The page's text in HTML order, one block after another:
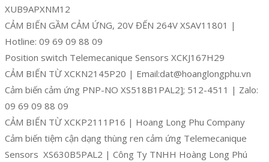
XUB9APXNM12
CẢM BIẾN GẦM CẢM ỨNG, 20V ĐẾN 264V XSAV11801 |
Hotline: 09 69 09 88 09
Position switch Telemecanique Sensors XCKJ167H29
CẢM BIẾN TỪ XCKN2145P20 | Email:dat@hoanglongphu.vn
Cảm biến cảm ứng PNP-NO XS518B1PAL2]; 512-4511 | Zalo:
09 69 09 88 09
CẢM BIẾN TỪ XCKP2111P16 | Hoang Long Phu Company
Cảm biến tiệm cận dạng thùng ren cảm ứng Telemecanique
Sensors XS630B5PAL2 | Công Ty TNHH Hoàng Long Phú